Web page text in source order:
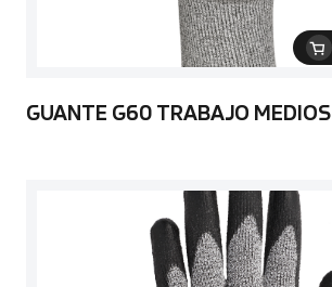
GUANTE G60 TRABAJO MEDIOS